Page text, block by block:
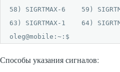
58) SIGRTMAX-6    59)
63) SIGRTMAX-1    64)
oleg@mobile:~:$
Способы указания сигналов: